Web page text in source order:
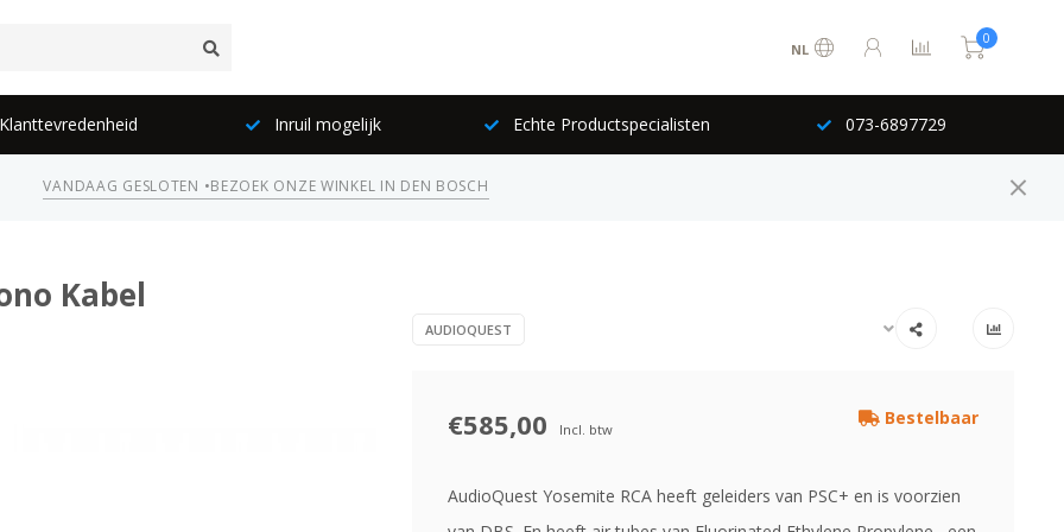
NL
0
Inruil mogelijk Echte Productspecialisten 073-6897729
VANDAAG GESLOTEN •BEZOEK ONZE WINKEL IN DEN BOSCH
Kabel
AUDIOQUEST
€585,00 Incl. btw
Bestelbaar
AudioQuest Yosemite RCA heeft geleiders van PSC+ en is voorzien